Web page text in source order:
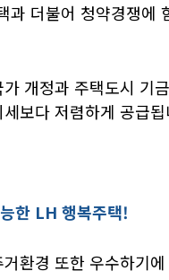
더불어 청약경쟁에
개정과 주택도시 기
보다 저렴하게 공급
한 LH 행복주택!
환경 또한 우수하기